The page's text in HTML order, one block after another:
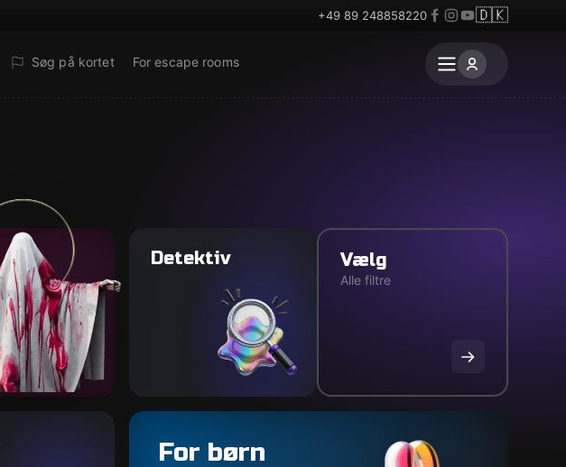
+49 89 248858220 🇩🇰
Søg på kortet For escape rooms
For børn
Detektiv Vælg
Alle filtre